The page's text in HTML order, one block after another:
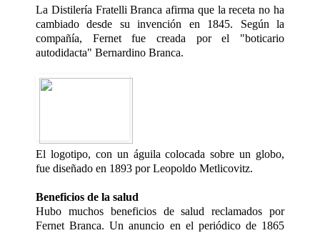
La Distilería Fratelli Branca afirma que la receta no ha
cambiado desde su invención en 1845. Según la
compañía, Fernet fue creada por el "boticario
autodidacta" Bernardino Branca.
El logotipo, con un águila colocada sobre un globo,
fue diseñado en 1893 por Leopoldo Metlicovitz.
Beneficios de la salud
Hubo muchos beneficios de salud reclamados por
Fernet Branca. Un anuncio en el periódico de 1865